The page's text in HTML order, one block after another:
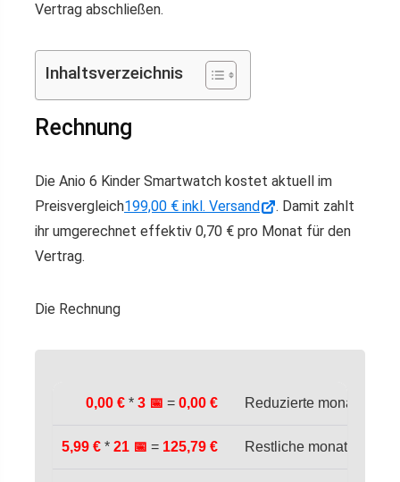
Vertrag abschließen.
Inhaltsverzeichnis
Rechnung
Die Anio 6 Kinder Smartwatch kostet aktuell im
Preisvergleich199,00 € inkl. Versand
. Damit zahlt
ihr umgerechnet effektiv 0,70 € pro Monat für den
Vertrag.
Die Rechnung
0,00 € * 3 📅 = 0,00 € Reduzierte monatliche
5,99 € * 21 📅 = 125,79 € Restliche monatliche